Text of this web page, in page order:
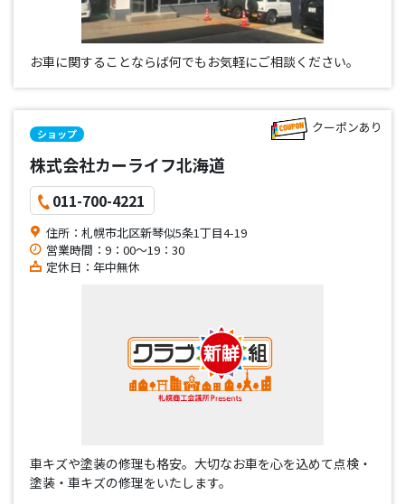
お車に関することならば何でもお気軽にご相談ください。
ショップ
株式会社カーライフ北海道
011-700-4221
住所：札幌市北区新琴似5条1丁目4-19
営業時間：9：00～19：30
定休日：年中無休
車キズや塗装の修理も格安。大切なお車を心を込めて点検・
塗装・車キズの修理をいたします。
クーポンあり